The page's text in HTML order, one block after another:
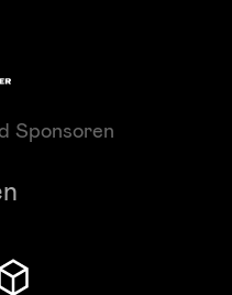
Sponsoren